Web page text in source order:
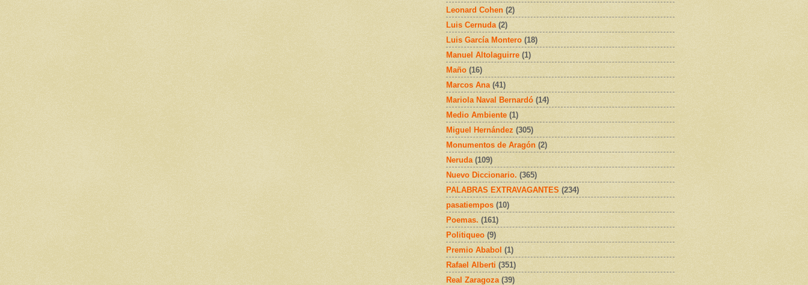
Leonard Cohen (2)
Luis Cernuda (2)
Luis García Montero (18)
Manuel Altolaguirre (1)
Maño (16)
Marcos Ana (41)
Mariola Naval Bernardó (14)
Medio Ambiente (1)
Miguel Hernández (305)
Monumentos de Aragón (2)
Neruda (109)
Nuevo Diccionario. (365)
PALABRAS EXTRAVAGANTES (234)
pasatiempos (10)
Poemas. (161)
Politiqueo (9)
Premio Ababol (1)
Rafael Alberti (351)
Real Zaragoza (39)